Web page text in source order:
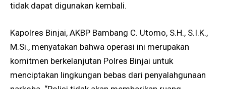
tidak dapat digunakan kembali.
Kapolres Binjai, AKBP Bambang C. Utomo, S.H., S.I.K.,
M.Si., menyatakan bahwa operasi ini merupakan
komitmen berkelanjutan Polres Binjai untuk
menciptakan lingkungan bebas dari penyalahgunaan